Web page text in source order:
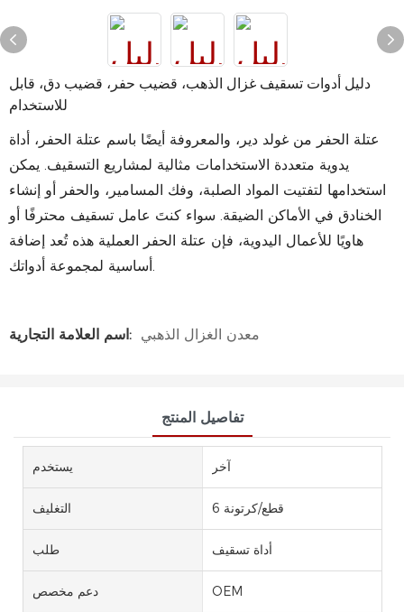
دليل أدوات تسقيف غزال الذهب، قضيب حفر، قضيب دق، قابل
للاستخدام
عتلة الحفر من غولد دير، والمعروفة أيضًا باسم عتلة الحفر، أداة
يدوية متعددة الاستخدامات مثالية لمشاريع التسقيف. يمكن
استخدامها لتفتيت المواد الصلبة، وفك المسامير، والحفر أو إنشاء
الخنادق في الأماكن الضيقة. سواء كنتَ عامل تسقيف محترفًا أو
هاويًا للأعمال اليدوية، فإن عتلة الحفر العملية هذه تُعد إضافة
أساسية لمجموعة أدواتك.
اسم العلامة التجارية: معدن الغزال الذهبي
تفاصيل المنتج
يستخدم آخر
التغليف 6 قطع/كرتونة
طلب أداة تسقيف
دعم مخصص OEM